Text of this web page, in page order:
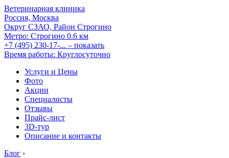
Ветеринарная клиника
Россия, Москва
Округ СЗАО, Район Строгино
Метро: Строгино 0.6 км
+7 (495) 230-17-... – показать
Время работы: Круглосуточно
Услуги и Цены
Фото
Акции
Специалисты
Отзывы
Прайс-лист
3D-тур
Описание и контакты
Блог ›